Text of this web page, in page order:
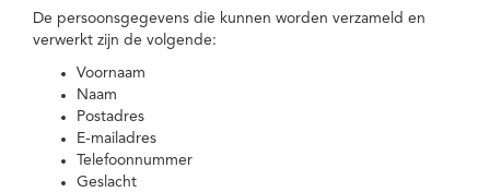
De persoonsgegevens die kunnen worden verzameld en
verwerkt zijn de volgende:
Voornaam
Naam
Postadres
E-mailadres
Telefoonnummer
Geslacht